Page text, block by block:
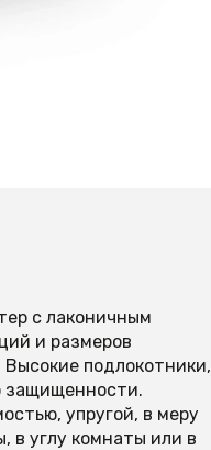
с лаконичным
и размеров
подлокотники,
защищенности.
упругой, в меру
в углу комнаты или в